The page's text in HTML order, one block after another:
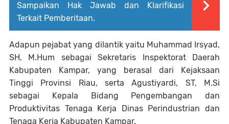
Sampaikan Hak Jawab dan Klarifikasi
Terkait Pemberitaan.
Adapun pejabat yang dilantik yaitu Muhammad Irsyad,
SH, M.Hum sebagai Sekretaris Inspektorat Daerah
Kabupaten Kampar, yang berasal dari Kejaksaan
Tinggi Provinsi Riau, serta Agustiyardi, ST, M.Si
sebagai Kepala Bidang Pengembangan dan
Produktivitas Tenaga Kerja Dinas Perindustrian dan
Tenaga Kerja Kabupaten Kampar.